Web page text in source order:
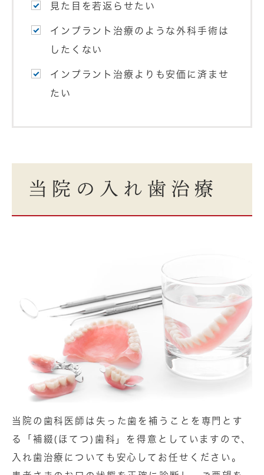
見た目を若返らせたい
インプラント治療のような外科手術は
したくない
インプラント治療よりも安価に済ませ
たい
当院の入れ歯治療
当院の歯科医師は失った歯を補うことを専門とす
る「補綴(ほてつ)歯科」を得意としていますので、
入れ歯治療についても安心してお任せください。